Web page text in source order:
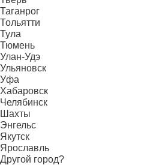
Таганрог
Тольятти
Тула
Тюмень
Улан-Удэ
Ульяновск
Уфа
Хабаровск
Челябинск
Шахты
Энгельс
Якутск
Ярославль
Другой город?